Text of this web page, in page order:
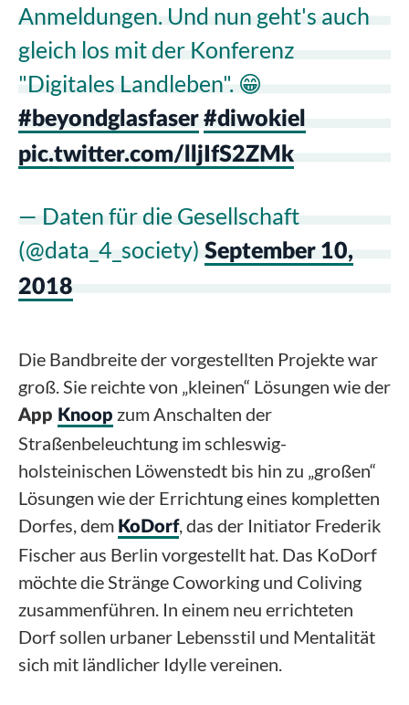
Anmeldungen. Und nun geht's auch
gleich los mit der Konferenz
"Digitales Landleben". 😁
#beyondglasfaser #diwokiel
pic.twitter.com/lljIfS2ZMk
— Daten für die Gesellschaft
(@data_4_society) September 10,
2018
Die Bandbreite der vorgestellten Projekte war
groß. Sie reichte von „kleinen“ Lösungen wie der
App Knoop zum Anschalten der
Straßenbeleuchtung im schleswig-
holsteinischen Löwenstedt bis hin zu „großen“
Lösungen wie der Errichtung eines kompletten
Dorfes, dem KoDorf, das der Initiator Frederik
Fischer aus Berlin vorgestellt hat. Das KoDorf
möchte die Stränge Coworking und Coliving
zusammenführen. In einem neu errichteten
Dorf sollen urbaner Lebensstil und Mentalität
sich mit ländlicher Idylle vereinen.